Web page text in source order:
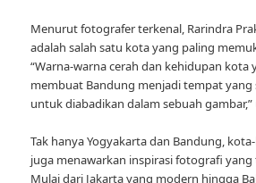
Menurut fotografer terkenal, Rarindra
adalah salah satu kota yang paling
“Warna-warna cerah dan kehidupan kota
membuat Bandung menjadi tempat yang
untuk diabadikan dalam sebuah gambar,”
Tak hanya Yogyakarta dan Bandung,
juga menawarkan inspirasi fotografi
Mulai dari Jakarta yang modern hingga